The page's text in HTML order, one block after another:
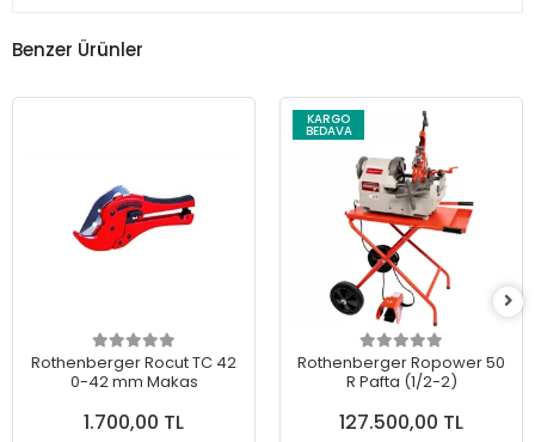
Benzer Ürünler
Rothenberger Rocut TC 42
0-42 mm Makas
1.700,00 TL
KARGO
BEDAVA
Rothenberger Ropower 50
R Pafta (1/2-2)
127.500,00 TL